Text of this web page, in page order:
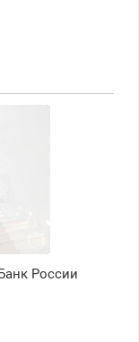
России